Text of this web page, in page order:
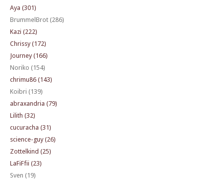
Aya (301)
BrummelBrot (286)
Kazi (222)
Chrissy (172)
Journey (166)
Noriko (154)
chrimu86 (143)
Koibri (139)
abraxandria (79)
Lilith (32)
cucuracha (31)
science-guy (26)
Zottelkind (25)
LaFiFfii (23)
Sven (19)